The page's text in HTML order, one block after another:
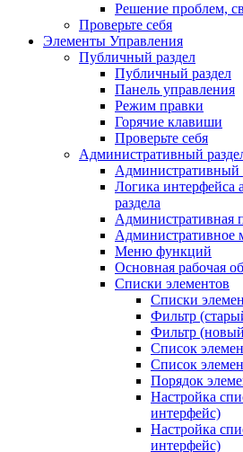
Решение проблем,
Проверьте себя
Элементы Управления
Публичный раздел
Публичный раздел
Панель управления
Режим правки
Горячие клавиши
Проверьте себя
Административный
Административный
Логика интерфейса
раздела
Административная
Административное
Меню функций
Основная рабочая
Списки элементов
Списки
Фильтр
Фильтр
Список
Список
Порядок
Настройка
интерфейс)
Настройка
интерфейс)